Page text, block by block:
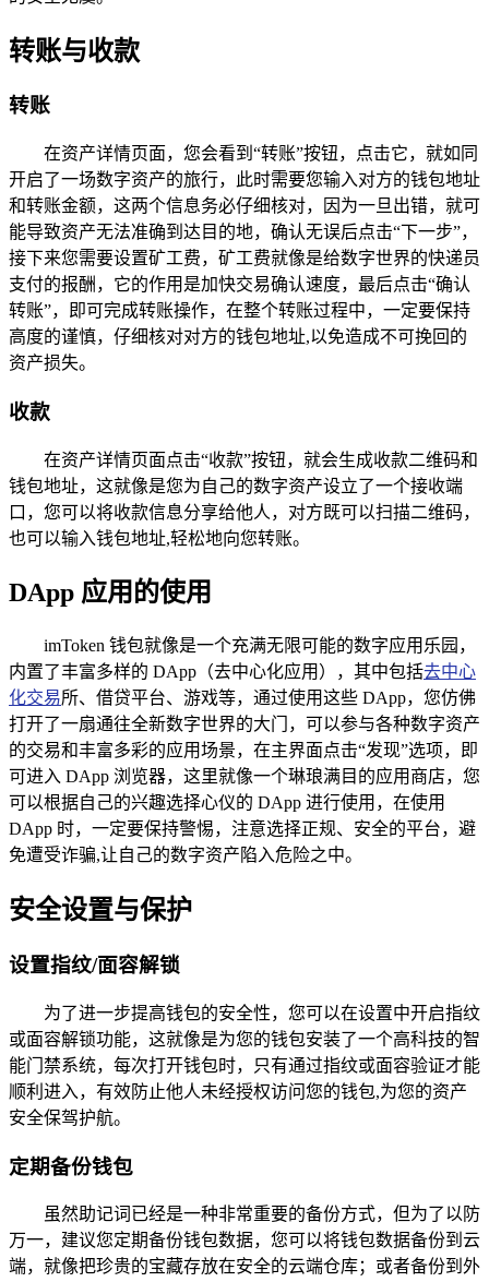
转账与收款
转账
在资产详情页面，您会看到“转账”按钮，点击它，就如同
开启了一场数字资产的旅行，此时需要您输入对方的钱包地址
和转账金额，这两个信息务必仔细核对，因为一旦出错，就可
能导致资产无法准确到达目的地，确认无误后点击“下一步”，
接下来您需要设置矿工费，矿工费就像是给数字世界的快递员
支付的报酬，它的作用是加快交易确认速度，最后点击“确认
转账”，即可完成转账操作，在整个转账过程中，一定要保持
高度的谨慎，仔细核对对方的钱包地址,以免造成不可挽回的
资产损失。
收款
在资产详情页面点击“收款”按钮，就会生成收款二维码和
钱包地址，这就像是您为自己的数字资产设立了一个接收端
口，您可以将收款信息分享给他人，对方既可以扫描二维码，
也可以输入钱包地址,轻松地向您转账。
DApp 应用的使用
imToken 钱包就像是一个充满无限可能的数字应用乐园，
内置了丰富多样的 DApp（去中心化应用），其中包括去中心
化交易所、借贷平台、游戏等，通过使用这些 DApp，您仿佛
打开了一扇通往全新数字世界的大门，可以参与各种数字资产
的交易和丰富多彩的应用场景，在主界面点击“发现”选项，即
可进入 DApp 浏览器，这里就像一个琳琅满目的应用商店，您
可以根据自己的兴趣选择心仪的 DApp 进行使用，在使用
DApp 时，一定要保持警惕，注意选择正规、安全的平台，避
免遭受诈骗,让自己的数字资产陷入危险之中。
安全设置与保护
设置指纹/面容解锁
为了进一步提高钱包的安全性，您可以在设置中开启指纹
或面容解锁功能，这就像是为您的钱包安装了一个高科技的智
能门禁系统，每次打开钱包时，只有通过指纹或面容验证才能
顺利进入，有效防止他人未经授权访问您的钱包,为您的资产
安全保驾护航。
定期备份钱包
虽然助记词已经是一种非常重要的备份方式，但为了以防
万一，建议您定期备份钱包数据，您可以将钱包数据备份到云
端，就像把珍贵的宝藏存放在安全的云端仓库；或者备份到外